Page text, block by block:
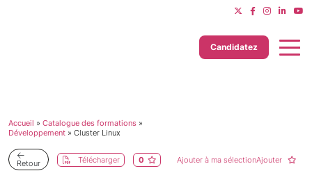
Candidatez
Accueil » Catalogue des formations »
Développement » Cluster Linux
Retour Télécharger 0 Ajouter à ma sélectionAjouter